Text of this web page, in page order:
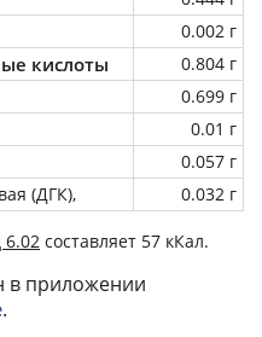
0.002 г
кислоты
0.804 г
0.699 г
0.01 г
0.057 г
(ДГК),
0.032 г
6.02 составляет 57 кКал.
в приложении
.